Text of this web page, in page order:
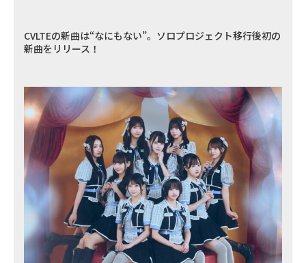
CVLTEの新曲は“なにもない”。ソロプロジェクト移行後初の
新曲をリリース！